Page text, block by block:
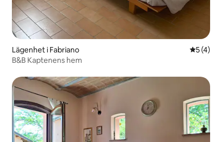
Lägenhet i Fabriano 5 av 5 i
5 (4)
B&B Kaptenens hem